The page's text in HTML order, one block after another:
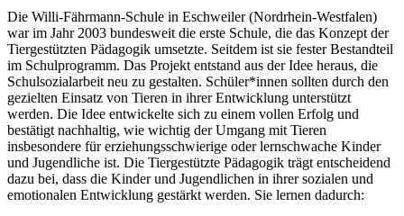
Die Willi-Fährmann-Schule in Eschweiler (Nordrhein-Westfalen)
war im Jahr 2003 bundesweit die erste Schule, die das Konzept der
Tiergestützten Pädagogik umsetzte. Seitdem ist sie fester Bestandteil
im Schulprogramm. Das Projekt entstand aus der Idee heraus, die
Schulsozialarbeit neu zu gestalten. Schüler*innen sollten durch den
gezielten Einsatz von Tieren in ihrer Entwicklung unterstützt
werden. Die Idee entwickelte sich zu einem vollen Erfolg und
bestätigt nachhaltig, wie wichtig der Umgang mit Tieren
insbesondere für erziehungsschwierige oder lernschwache Kinder
und Jugendliche ist. Die Tiergestützte Pädagogik trägt entscheidend
dazu bei, dass die Kinder und Jugendlichen in ihrer sozialen und
emotionalen Entwicklung gestärkt werden. Sie lernen dadurch: